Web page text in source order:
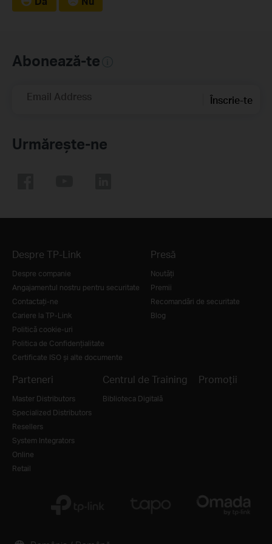
Abonează-te
Email Address Înscrie-te
Urmărește-ne
Despre TP-Link
Despre companie
Angajamentul nostru pentru securitate
Contactați-ne
Cariere la TP-Link
Politică cookie-uri
Politica de Confidențialitate
Certificate ISO și alte documente
Presă
Noutăţi
Premii
Recomandări de securitate
Blog
Parteneri
Master Distributors
Specialized Distributors
Resellers
System Integrators
Online
Retail
Centrul de Training
Biblioteca Digitală
Promoții